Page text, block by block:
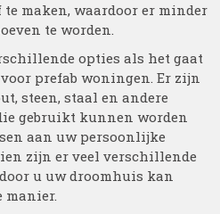
maken, waardoor er minder
te worden.
opties als het gaat
prefab woningen. Er zijn
steen, staal en andere
gebruikt kunnen worden
aan uw persoonlijke
zijn er veel verschillende
u uw droomhuis kan
manier.